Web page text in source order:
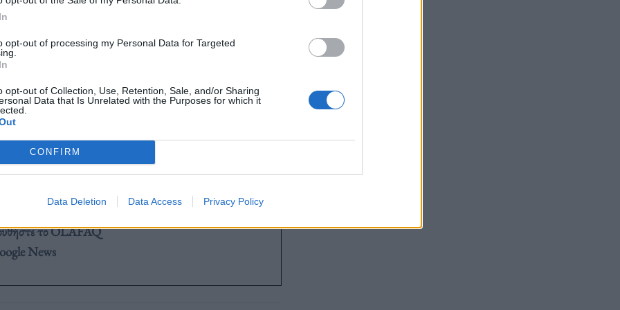
opt-out of processing my Personal Data for Targeted
opt-out of Collection, Use, Retention, Sale, and/or Sharing
Data that Is Unrelated with the Purposes for which it
CONFIRM
Data Deletion Data Access Privacy Policy
– Νέων Μουδανιών
της Εθνικής Οδού στο ίδιο ρεύμα.
το OLAFAQ
News